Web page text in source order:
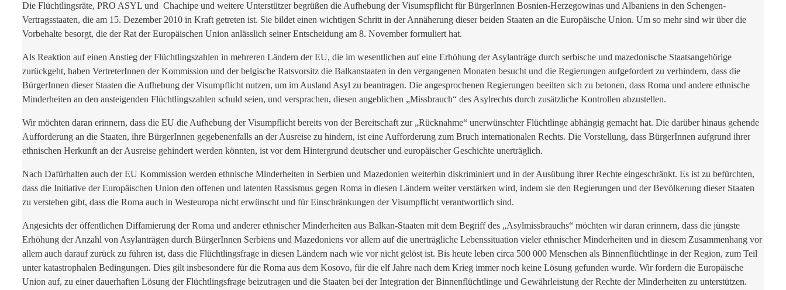
Die Flüchtlingsräte, PRO ASYL und Chachipe und weitere Unterstützer begrüßen die Aufhebung der Visumspflicht für BürgerInnen Bosnien-Herzegowinas und Albaniens in den Schengen-
Vertragsstaaten, die am 15. Dezember 2010 in Kraft getreten ist. Sie bildet einen wichtigen Schritt in der Annäherung dieser beiden Staaten an die Europäische Union. Um so mehr sind wir über die
Vorbehalte besorgt, die der Rat der Europäischen Union anlässlich seiner Entscheidung am 8. November formuliert hat.
Als Reaktion auf einen Anstieg der Flüchtlingszahlen in mehreren Ländern der EU, die im wesentlichen auf eine Erhöhung der Asylanträge durch serbische und mazedonische Staatsangehörige
zurückgeht, haben VertreterInnen der Kommission und der belgische Ratsvorsitz die Balkanstaaten in den vergangenen Monaten besucht und die Regierungen aufgefordert zu verhindern, dass die
BürgerInnen dieser Staaten die Aufhebung der Visumpflicht nutzen, um im Ausland Asyl zu beantragen. Die angesprochenen Regierungen beeilten sich zu betonen, dass Roma und andere ethnische
Minderheiten an den ansteigenden Flüchtlingszahlen schuld seien, und versprachen, diesen angeblichen „Missbrauch“ des Asylrechts durch zusätzliche Kontrollen abzustellen.
Wir möchten daran erinnern, dass die EU die Aufhebung der Visumpflicht bereits von der Bereitschaft zur „Rücknahme“ unerwünschter Flüchtlinge abhängig gemacht hat. Die darüber hinaus gehende
Aufforderung an die Staaten, ihre BürgerInnen gegebenenfalls an der Ausreise zu hindern, ist eine Aufforderung zum Bruch internationalen Rechts. Die Vorstellung, dass BürgerInnen aufgrund ihrer
ethnischen Herkunft an der Ausreise gehindert werden könnten, ist vor dem Hintergrund deutscher und europäischer Geschichte unerträglich.
Nach Dafürhalten auch der EU Kommission werden ethnische Minderheiten in Serbien und Mazedonien weiterhin diskriminiert und in der Ausübung ihrer Rechte eingeschränkt. Es ist zu befürchten,
dass die Initiative der Europäischen Union den offenen und latenten Rassismus gegen Roma in diesen Ländern weiter verstärken wird, indem sie den Regierungen und der Bevölkerung dieser Staaten
zu verstehen gibt, dass die Roma auch in Westeuropa nicht erwünscht und für Einschränkungen der Visumpflicht verantwortlich sind.
Angesichts der öffentlichen Diffamierung der Roma und anderer ethnischer Minderheiten aus Balkan-Staaten mit dem Begriff des „Asylmissbrauchs“ möchten wir daran erinnern, dass die jüngste
Erhöhung der Anzahl von Asylanträgen durch BürgerInnen Serbiens und Mazedoniens vor allem auf die unerträgliche Lebenssituation vieler ethnischer Minderheiten und in diesem Zusammenhang vor
allem auch darauf zurück zu führen ist, dass die Flüchtlingsfrage in diesen Ländern nach wie vor nicht gelöst ist. Bis heute leben circa 500 000 Menschen als Binnenflüchtlinge in der Region, zum Teil
unter katastrophalen Bedingungen. Dies gilt insbesondere für die Roma aus dem Kosovo, für die elf Jahre nach dem Krieg immer noch keine Lösung gefunden wurde. Wir fordern die Europäische
Union auf, zu einer dauerhaften Lösung der Flüchtlingsfrage beizutragen und die Staaten bei der Integration der Binnenflüchtlinge und Gewährleistung der Rechte der Minderheiten zu unterstützen.